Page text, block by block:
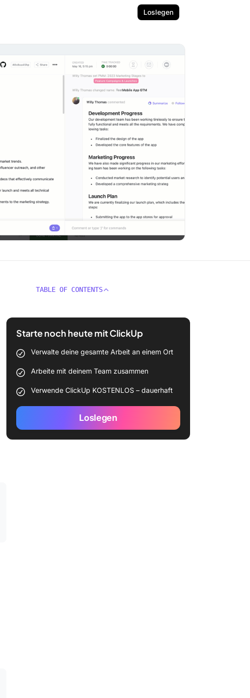
Loslegen
TABLE OF CONTENTS
Starte noch heute mit ClickUp
Verwalte deine gesamte Arbeit an einem Ort
Arbeite mit deinem Team zusammen
Verwende ClickUp KOSTENLOS – dauerhaft
Loslegen